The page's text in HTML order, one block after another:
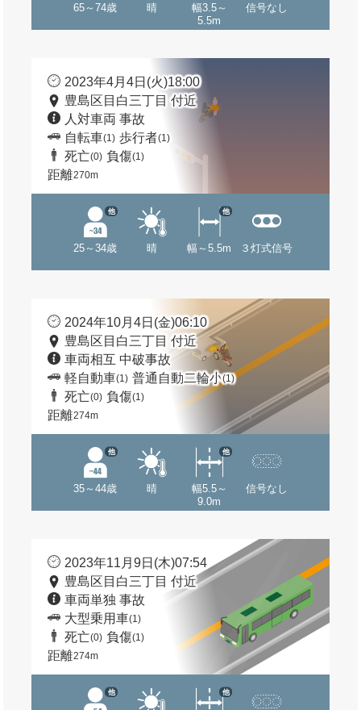
65～74歳 晴
幅3.5～
5.5m
信号なし
2023年4月4日(火)18:00
豊島区目白三丁目 付近
人対車両 事故
自転車(1) 歩行者(1)
死亡(0) 負傷(1)
距離270m
25～34歳
他
晴 幅～5.5m
他
３灯式信号
2024年10月4日(金)06:10
豊島区目白三丁目 付近
車両相互 中破事故
軽自動車(1) 普通自動二輪小(1)
死亡(0) 負傷(1)
距離274m
35～44歳
他
晴
幅5.5～
9.0m
他
信号なし
2023年11月9日(木)07:54
豊島区目白三丁目 付近
車両単独 事故
大型乗用車(1)
死亡(0) 負傷(1)
距離274m
他 他